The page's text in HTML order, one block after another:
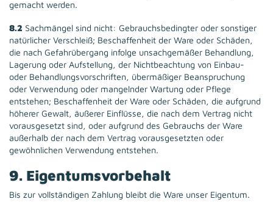
gemacht werden.
8.2 Sachmängel sind nicht: Gebrauchsbedingter oder sonstiger
natürlicher Verschleiß; Beschaffenheit der Ware oder Schäden,
die nach Gefahrübergang infolge unsachgemäßer Behandlung,
Lagerung oder Aufstellung, der Nichtbeachtung von Einbau-
oder Behandlungsvorschriften, übermäßiger Beanspruchung
oder Verwendung oder mangelnder Wartung oder Pflege
entstehen; Beschaffenheit der Ware oder Schäden, die aufgrund
höherer Gewalt, äußerer Einflüsse, die nach dem Vertrag nicht
vorausgesetzt sind, oder aufgrund des Gebrauchs der Ware
außerhalb der nach dem Vertrag vorausgesetzten oder
gewöhnlichen Verwendung entstehen.
9. Eigentumsvorbehalt
Bis zur vollständigen Zahlung bleibt die Ware unser Eigentum.